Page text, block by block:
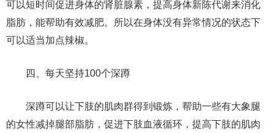
可以短时间促进身体的肾脏腺素，提高身体新陈代谢来消化
脂肪，能帮助有效减肥。所以在身体没有异常情况的状态下
可以适当加点辣椒。
四、每天坚持100个深蹲
深蹲可以让下肢的肌肉群得到锻炼，帮助一些有大象腿
的女性减掉腿部脂肪，促进下肢血液循环，提高下肢的肌肉